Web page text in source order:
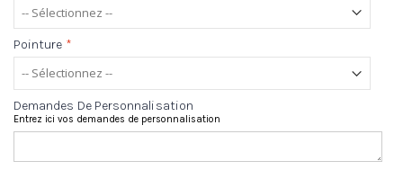
Pointure *
Demandes De Personnalisation
Entrez ici vos demandes de personnalisation